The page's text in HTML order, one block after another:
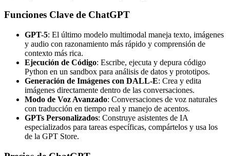
Funciones Clave de ChatGPT
GPT-5: El último modelo multimodal maneja texto, imágenes
y audio con razonamiento más rápido y comprensión de
contexto más rica.
Ejecución de Código: Escribe, ejecuta y depura código
Python en un sandbox para análisis de datos y prototipos.
Generación de Imágenes con DALL-E: Crea y edita
imágenes directamente dentro de las conversaciones.
Modo de Voz Avanzado: Conversaciones de voz naturales
con traducción en tiempo real y manejo de acentos.
GPTs Personalizados: Construye asistentes de IA
especializados para tareas específicas, compártelos y usa los
de la GPT Store.